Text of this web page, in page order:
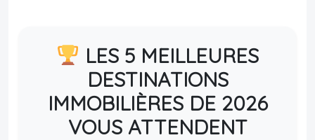
LES 5 MEILLEURES
DESTINATIONS
IMMOBILIÈRES DE 2026
VOUS ATTENDENT